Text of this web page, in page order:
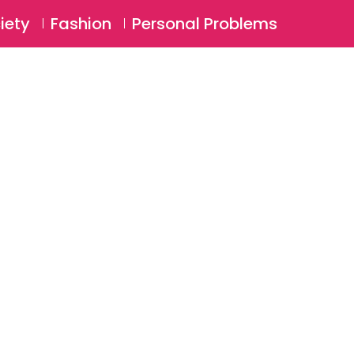
Login ⚲
Fashion Personal Problems